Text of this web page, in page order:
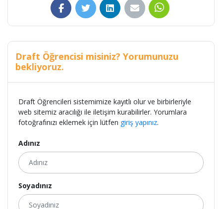
Draft Öğrencisi misiniz? Yorumunuzu
bekliyoruz.
Draft Öğrencileri sistemimize kayıtlı olur ve birbirleriyle
web sitemiz aracılığı ile iletişim kurabilirler. Yorumlara
fotoğrafınızı eklemek için lütfen giriş yapınız.
Adınız
Soyadınız